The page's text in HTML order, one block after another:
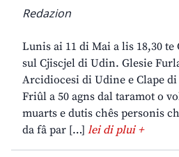
Redazion
Lunis ai 11 di Mai a lis 18,30 te
sul Cjiscjel di Udin. Glesie
Arcidiocesi di Udine e Clape
Friûl a 50 agns dal taramot o
muarts e dutis chês personis
da fâ par […] lei di plui +